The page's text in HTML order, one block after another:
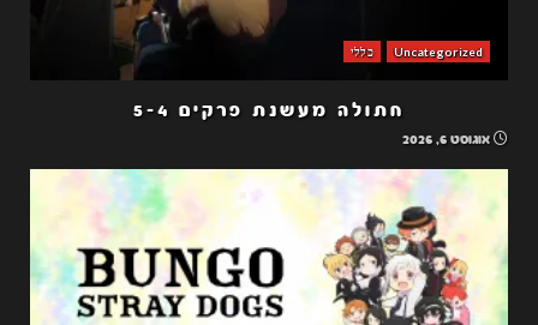
Uncategorized כללי
חתולה מעשנת פרקים 5-4
אוגוסט 6, 2026